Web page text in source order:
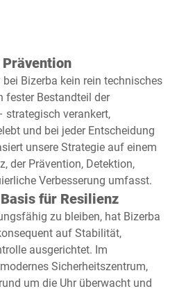
Bizerba kein rein technisches
fester Bestandteil der
strategisch verankert,
und bei jeder Entscheidung
unsere Strategie auf einem
der Prävention, Detektion,
Verbesserung umfasst.
für Resilienz
zu bleiben, hat Bizerba
auf Stabilität,
ausgerichtet. Im
Sicherheitszentrum,
um die Uhr überwacht und